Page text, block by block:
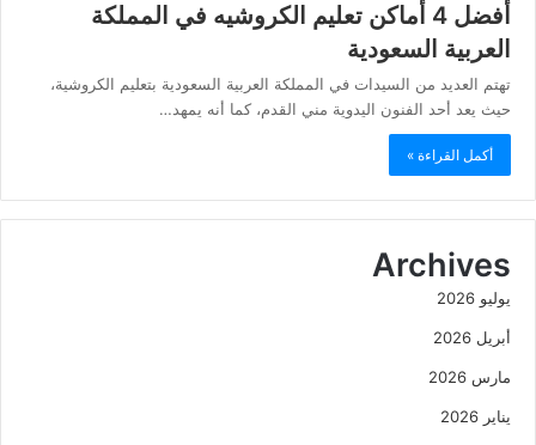
أفضل 4 أماكن تعليم الكروشيه في المملكة
العربية السعودية
تهتم العديد من السيدات في المملكة العربية السعودية بتعليم الكروشية،
حيث يعد أحد الفنون اليدوية مني القدم، كما أنه يمهد…
أكمل القراءة »
Archives
يوليو 2026
أبريل 2026
مارس 2026
يناير 2026